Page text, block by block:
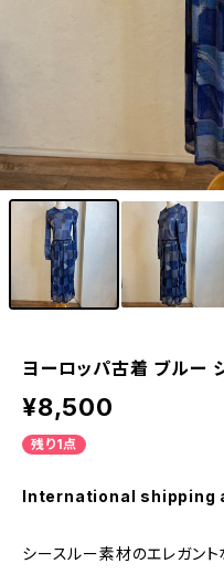
ヨーロッパ古着 ブルー
¥8,500
残り1点
International shipping
シースルー素材のエレガント